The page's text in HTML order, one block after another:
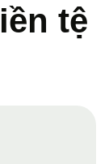
tệ